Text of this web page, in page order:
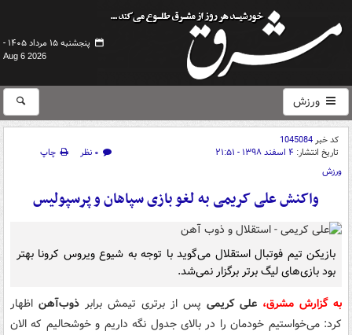
پنجشنبه ۱۵ مرداد ۱۴۰۵ -
Aug 6 2026
ورزش
کد خبر1045084
تاریخ انتشار: ۴ اسفند ۱۳۹۸ - ۲۱:۵۱ ۰ نظر
چاپ
ورزش
واکنش علی کریمی به لغو بازی سپاهان و پرسپولیس
بازیکن تیم فوتبال استقلال می‌گوید با توجه به شیوع ویروس کرونا بهتر
بود بازی‌های لیگ برتر برگزار نمی‌شد.
به گزارش مشرق، علی کریمی پس از برتری تیمش برابر ذوب‌آهن اظهار
کرد: می‌خواستیم خودمان را در بالای جدول نگه داریم و خوشحالیم که الان